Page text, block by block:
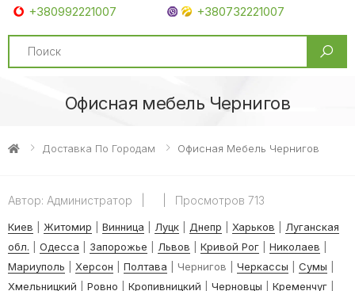
+380992221007
+380732221007
Search
Офисная мебель Чернигов
Доставка По Городам Офисная Мебель Чернигов
Автор: Администратор Просмотров 713
Киев Житомир Винница Луцк Днепр Харьков
Луганская
обл.
Одесса Запорожье Львов Кривой Рог Николаев
Мариуполь
Херсон Полтава | Чернигов | Черкассы Сумы
Хмельницкий
Ровно Кропивницкий Черновцы Кременчуг